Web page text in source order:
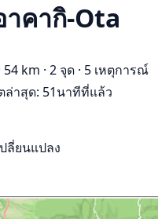
าคากิ-Ota
54 km · 2 จุด · 5 เหตุการณ์
ล่าสุด: 51นาทีที่แล้ว
ลี่ยนแปลง